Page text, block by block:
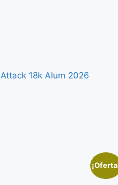
18k Alum 2026